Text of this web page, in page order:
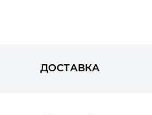
ДОСТАВКА